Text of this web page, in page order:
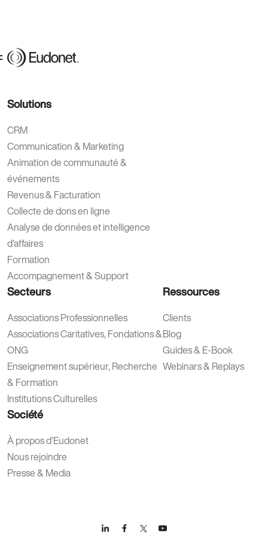
Solutions
CRM
Communication & Marketing
Animation de communauté &
événements
Revenus & Facturation
Collecte de dons en ligne
Analyse de données et intelligence
d’affaires
Formation
Accompagnement & Support
Secteurs
Associations Professionnelles
Associations Caritatives, Fondations &
ONG
Enseignement supérieur, Recherche
& Formation
Institutions Culturelles
Ressources
Clients
Blog
Guides & E-Book
Webinars & Replays
Société
À propos d’Eudonet
Nous rejoindre
Presse & Media